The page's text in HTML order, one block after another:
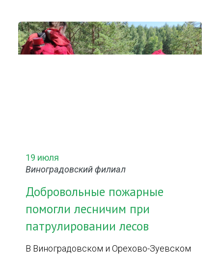
19 июля
Виноградовский филиал
Добровольные пожарные
помогли лесничим при
патрулировании лесов
В Виноградовском и Орехово-Зуевском